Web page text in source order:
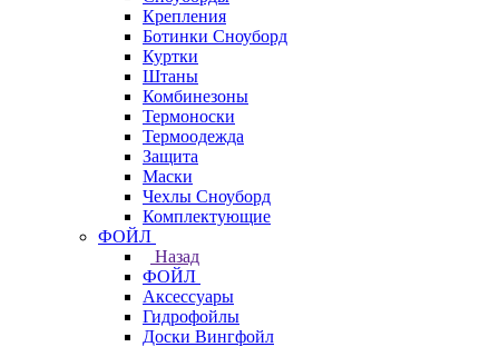
Крепления
Ботинки Сноуборд
Куртки
Штаны
Комбинезоны
Термоноски
Термоодежда
Защита
Маски
Чехлы Сноуборд
Комплектующие
ФОЙЛ
Назад
ФОЙЛ
Аксессуары
Гидрофойлы
Доски Вингфойл